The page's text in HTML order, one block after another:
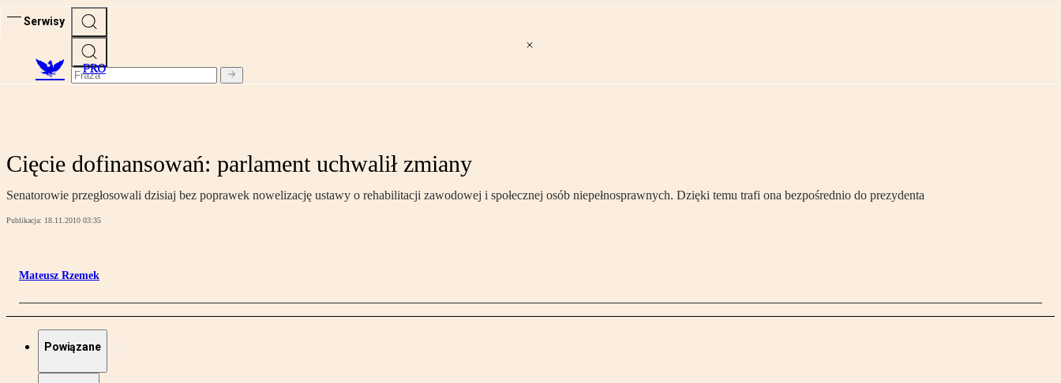
Serwisy
PRO
Cięcie dofinansowań: parlament uchwalił zmiany
Senatorowie przegłosowali dzisiaj bez poprawek nowelizację ustawy o rehabilitacji zawodowej i społecznej osób niepełnosprawnych. Dzięki temu trafi ona bezpośrednio do prezydenta
Publikacja: 18.11.2010 03:35
Mateusz Rzemek
Powiązane